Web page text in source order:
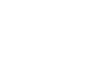
et sont conformes à la
de produits